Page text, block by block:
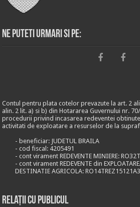
Ne puteti urmari si pe:
Contul pentru plata cotelor prevazute la art. 2
alin. 2 lit. a) si b) din Hotararea Guvernului nr.
procedurii privind incasarea redeventei
activitati de exploatare a resurselor de la
- beneficiar: JUDETUL BRAILA
- cod fiscal: 4205491
- cont virament REDEVENTE MINIERE:
- cont virament REDEVENTE din
DESTINATIE AGRICOLA:
Relații cu publicul